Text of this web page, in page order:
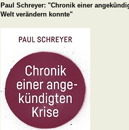
Paul Schreyer: "Chronik einer
Welt verändern konnte"